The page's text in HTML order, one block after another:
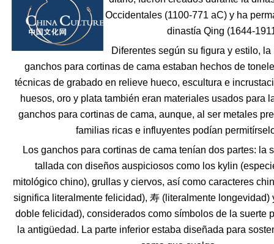
Occidentales (1100-771 aC) y ha
dinastía Qing (1644-
Diferentes según su figura y estilo,
ganchos para cortinas de cama estaban hechos de
técnicas de grabado en relieve hueco, escultura e
huesos, oro y plata también eran materiales usados para
ganchos para cortinas de cama, aunque, al ser metales
familias ricas e influyentes podían
Los ganchos para cortinas de cama tenían dos partes: la
tallada con diseños auspiciosos como los kylin
mitológico chino), grullas y ciervos, así como caracteres
significa literalmente felicidad), 寿 (literalmente longevidad)
doble felicidad), considerados como símbolos de la suerte
la antigüedad. La parte inferior estaba diseñada para